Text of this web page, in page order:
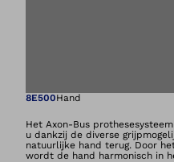
Opent
8E500Hand
Het Axon-Bus
u dankzij de diverse
natuurlijke hand terug. Door
wordt de hand harmonisch in